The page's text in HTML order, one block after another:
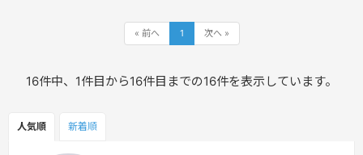
« 前へ 1 次へ »
16件中、1件目から16件目までの16件を表示しています。
人気順 新着順